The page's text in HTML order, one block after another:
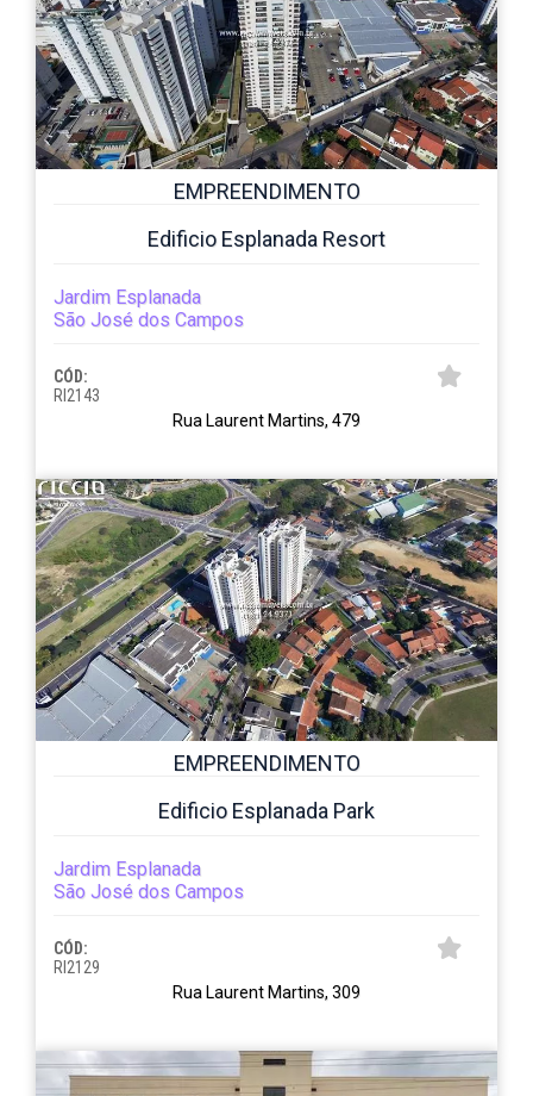
EMPREENDIMENTO
Edificio Esplanada Resort
Jardim Esplanada
São José dos Campos
CÓD:
RI2143
Rua Laurent Martins, 479
EMPREENDIMENTO
Edificio Esplanada Park
Jardim Esplanada
São José dos Campos
CÓD:
RI2129
Rua Laurent Martins, 309